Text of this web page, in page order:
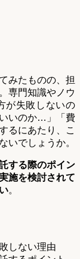
みたものの、担
専門知識やノウ
が失敗しないの
いのか…」「費
るにあたり、こ
いでしょうか。
する際のポイン
施を検討されて
。
しない理由